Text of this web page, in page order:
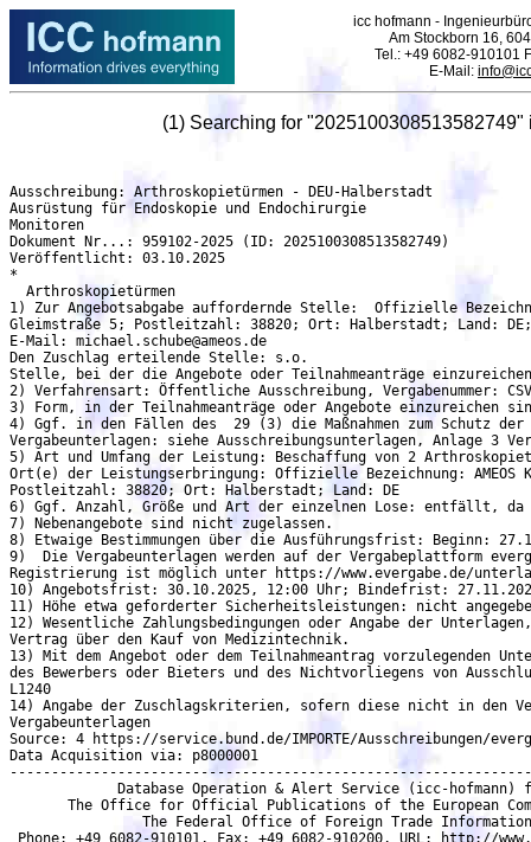
icc hofmann -
Am Stockborn 16,
Tel.: +49 6082-910101
E-Mail:
(1) Searching for
Ausschreibung: Arthroskopietürmen - DEU-Halberstadt
Ausrüstung für Endoskopie und Endochirurgie
Monitoren
Dokument Nr...: 959102-2025 (ID: 2025100308513582749)
Veröffentlicht: 03.10.2025
*
  Arthroskopietürmen
1) Zur Angebotsabgabe auffordernde Stelle:  Offizielle
Gleimstraße 5; Postleitzahl: 38820; Ort: Halberstadt; Land: DE;
E-Mail: michael.schube@ameos.de
Den Zuschlag erteilende Stelle: s.o.
Stelle, bei der die Angebote oder Teilnahmeanträge
2) Verfahrensart: Öffentliche Ausschreibung, Vergabenummer:
3) Form, in der Teilnahmeanträge oder Angebote einzureichen
4) Ggf. in den Fällen des  29 (3) die Maßnahmen zum Schutz
Vergabeunterlagen: siehe Ausschreibungsunterlagen, Anlage 3
5) Art und Umfang der Leistung: Beschaffung von 2
Ort(e) der Leistungserbringung: Offizielle Bezeichnung: AMEOS
Postleitzahl: 38820; Ort: Halberstadt; Land: DE
6) Ggf. Anzahl, Größe und Art der einzelnen Lose: entfällt, da
7) Nebenangebote sind nicht zugelassen.
8) Etwaige Bestimmungen über die Ausführungsfrist: Beginn:
9)  Die Vergabeunterlagen werden auf der Vergabeplattform
Registrierung ist möglich unter https://www.evergabe.de/
10) Angebotsfrist: 30.10.2025, 12:00 Uhr; Bindefrist:
11) Höhe etwa geforderter Sicherheitsleistungen: nicht
12) Wesentliche Zahlungsbedingungen oder Angabe der
Vertrag über den Kauf von Medizintechnik.
13) Mit dem Angebot oder dem Teilnahmeantrag vorzulegenden
des Bewerbers oder Bieters und des Nichtvorliegens von
L1240
14) Angabe der Zuschlagskriterien, sofern diese nicht in den
Vergabeunterlagen
Source: 4 https://service.bund.de/IMPORTE/Ausschreibungen/
Data Acquisition via: p8000001
Database Operation & Alert Service (icc-hofmann)
The Office for Official Publications of the European
                The Federal Office of Foreign Trade Information